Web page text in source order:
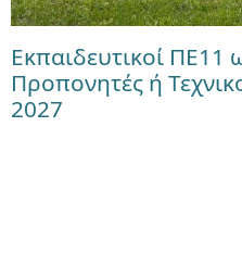
Εκπαιδευτικοί
Προπονητές ή
2027